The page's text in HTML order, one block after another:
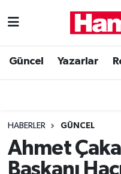
Güncel Yazarlar
HABERLER GÜNCEL
Ahmet
Başkanı
Güncel
Muğla Haber
Muğla Nöbetçi
Muğla Trafik
Süper Lig Puan